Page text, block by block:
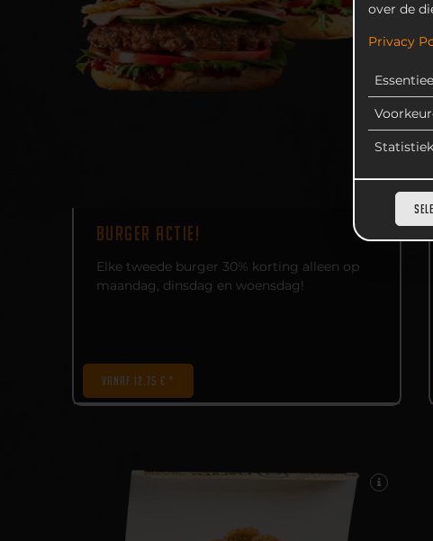
over de
Privacy
Essentieel
BURGER ACTIE!
Elke tweede burger 30% korting alleen op
maandag, dinsdag en woensdag!
VANAF 12,75 € *